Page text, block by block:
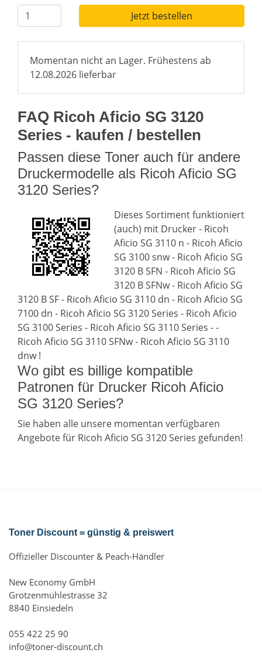
Jetzt bestellen
Momentan nicht an Lager. Frühestens ab
12.08.2026 lieferbar
FAQ Ricoh Aficio SG 3120
Series - kaufen / bestellen
Passen diese Toner auch für andere
Druckermodelle als Ricoh Aficio SG
3120 Series?
Dieses Sortiment funktioniert
(auch) mit Drucker - Ricoh
Aficio SG 3110 n - Ricoh Aficio
SG 3100 snw - Ricoh Aficio SG
3120 B SFN - Ricoh Aficio SG
3120 B SFNw - Ricoh Aficio SG
3120 B SF - Ricoh Aficio SG 3110 dn - Ricoh Aficio SG
7100 dn - Ricoh Aficio SG 3120 Series - Ricoh Aficio
SG 3100 Series - Ricoh Aficio SG 3110 Series - -
Ricoh Aficio SG 3110 SFNw - Ricoh Aficio SG 3110
dnw !
Wo gibt es billige kompatible
Patronen für Drucker Ricoh Aficio
SG 3120 Series?
Sie haben alle unsere momentan verfügbaren
Angebote für Ricoh Aficio SG 3120 Series gefunden!
Toner Discount = günstig & preiswert
Offizieller Discounter & Peach-Händler
New Economy GmbH
Grotzenmühlestrasse 32
8840 Einsiedeln
055 422 25 90
info@toner-discount.ch